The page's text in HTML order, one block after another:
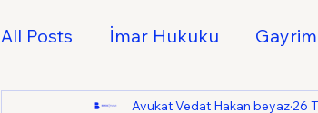
All Posts İmar Hukuku
Fikri ve Sınai Mülkiyet Hukuku
Avukat Vedat Hakan beyaz 26